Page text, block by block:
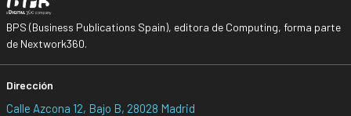
BPS (Business Publications Spain), editora de Computing, forma parte
de Nextwork360.
Dirección
Calle Azcona 12, Bajo B, 28028 Madrid